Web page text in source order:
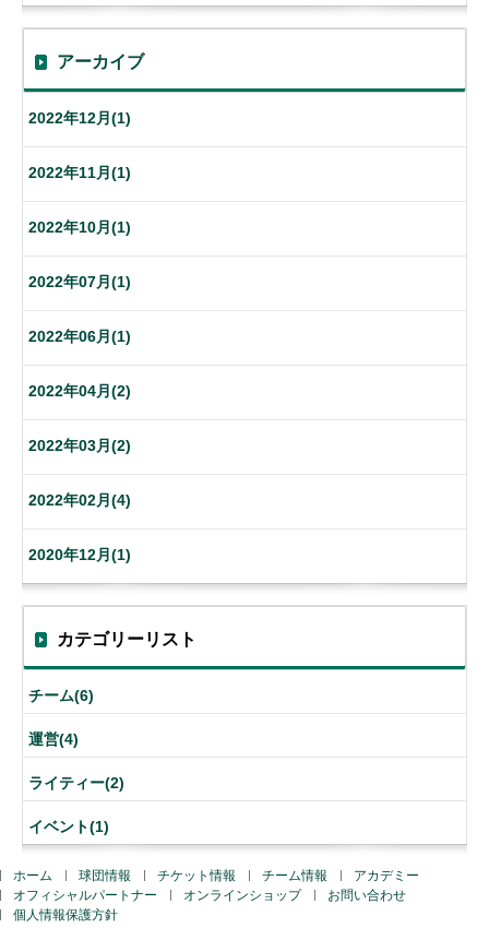
アーカイブ
2022年12月(1)
2022年11月(1)
2022年10月(1)
2022年07月(1)
2022年06月(1)
2022年04月(2)
2022年03月(2)
2022年02月(4)
2020年12月(1)
カテゴリーリスト
チーム(6)
運営(4)
ライティー(2)
イベント(1)
ホーム 球団情報 チケット情報 チーム情報
アカデミー
オフィシャルパートナー
オンラインショップ
お問い合わせ
個人情報保護方針